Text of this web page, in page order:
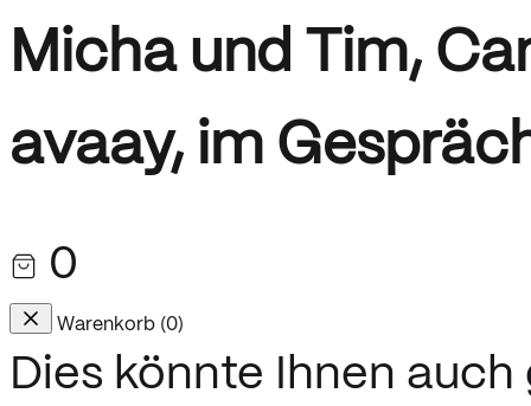
Micha und Tim,
avaay, im
0
Warenkorb (0)
Dies könnte Ihnen auch